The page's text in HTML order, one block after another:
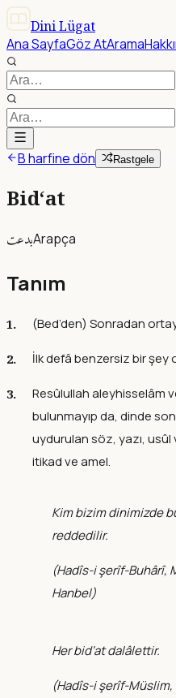
Dini Lügat
Ana SayfaGöz AtArama
B harfine dön Rastgele
Bid‘at
بدعتArapça
Tanım
(Bed’den) Sonradan
İlk defâ benzersiz bir şey
Resûlullah aleyhisselâm
bulunmayıp da, dinde
uydurulan söz, yazı, usûl
itikad ve amel.
Kim bizim dinimizde
reddedilir.
(Hadîs-i şerîf-Buhârî,
Hanbel)
Her bid‘at dalâlettir.
(Hadîs-i şerîf-Müslim,